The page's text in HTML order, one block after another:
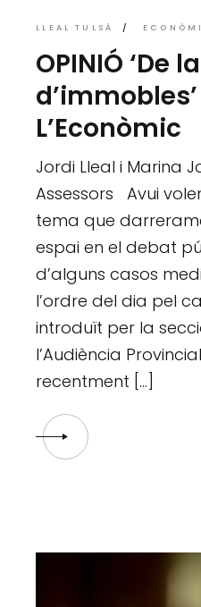
LLEAL TULSÀ
OPINIÓ ‘De
L’Econòmic
Jordi Lleal i Marina
Assessors Avui
tema que
espai en el debat
d’alguns casos
l’ordre del dia pel
introduït per la
l’Audiència
recentment […]